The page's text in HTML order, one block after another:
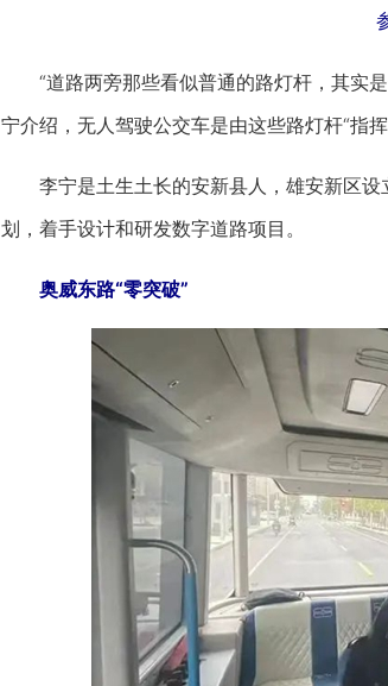
“道路两旁那些看似普通的路灯杆，其实是
宁介绍，无人驾驶公交车是由这些路灯杆“指挥
李宁是土生土长的安新县人，雄安新区设
划，着手设计和研发数字道路项目。
奥威东路“零突破”